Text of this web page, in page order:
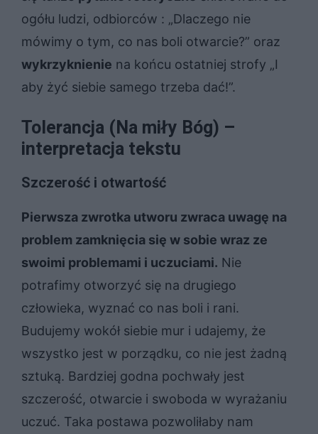
ogółu ludzi, odbiorców : „Dlaczego nie
mówimy o tym, co nas boli otwarcie?” oraz
wykrzyknienie na końcu ostatniej strofy „I
aby żyć siebie samego trzeba dać!”.
Tolerancja (Na miły Bóg) –
interpretacja tekstu
Szczerość i otwartość
Pierwsza zwrotka utworu zwraca uwagę na
problem zamknięcia się w sobie wraz ze
swoimi problemami i uczuciami. Nie
potrafimy otworzyć się na drugiego
człowieka, wyznać co nas boli i rani.
Budujemy wokół siebie mur i udajemy, że
wszystko jest w porządku, co nie jest żadną
sztuką. Bardziej godna pochwały jest
szczerość, otwarcie i swoboda w wyrażaniu
uczuć. Taka postawa pozwoliłaby nam